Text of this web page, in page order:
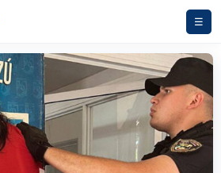
☰